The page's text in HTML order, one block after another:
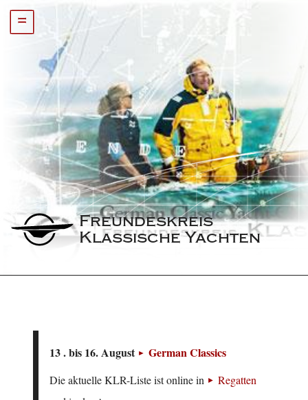
=
Freundeskreis
Klassische Yachten
13 . bis 16. August German Classics
Die aktuelle KLR-Liste ist online in
Regatten